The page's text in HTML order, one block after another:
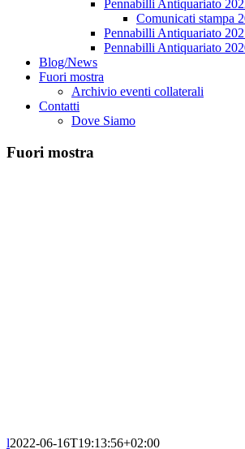
Pennabilli Antiquariato
Comunicati stampa
Pennabilli Antiquariato
Pennabilli Antiquariato
Blog/News
Fuori mostra
Archivio eventi collaterali
Contatti
Dove Siamo
Fuori mostra
l2022-06-16T19:13:56+02:00